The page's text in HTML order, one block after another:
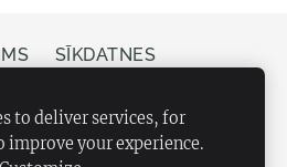
SĪKDATNES
iela 20, Rīga, LV-1050
to deliver services, for
improve your experience.